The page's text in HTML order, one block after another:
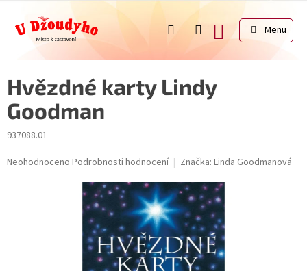
obsah
NÁKUPNÍ
KOŠÍK
Hvězdné karty Lindy
Goodman
937088.01
Průměrné
Neohodnoceno Podrobnosti hodnocení Značka: Linda Goodmanová